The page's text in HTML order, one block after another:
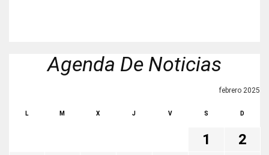
Agenda De Noticias
febrero 2025
L M X J V S D
1
2